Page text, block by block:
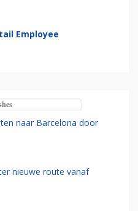
Employee
naar Barcelona door
nieuwe route vanaf